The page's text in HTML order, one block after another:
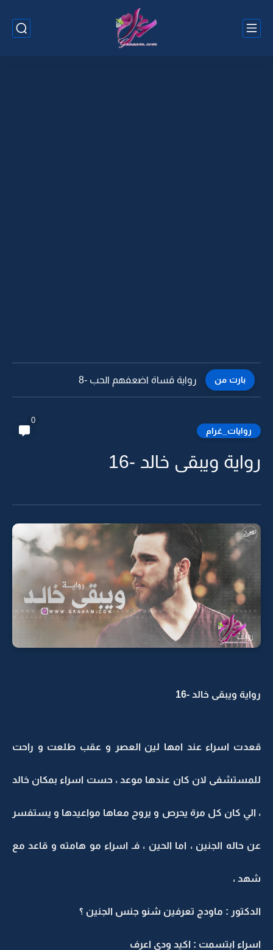
بارت من رواية قساة اضعفهم الحب -7
روايات_غرام
0
رواية ويبقى خالد -16
رواية ويبقى خالد -16
قعدت اسراء عند امها لين العصر و عقب طلعت و راحت
للمستشفى لان كان عندها موعد ، حست اسراء بمكان خالد
، الي كان كل مرة يحرص و يروح معاها مواعيدها و يستفسر
عن حاله الجنين ، اما الحين ، فـ اسراء مو هامته و قاعد مع
شهد ،
الدكتور : ماودج تعرفين شنو جنس الجنين ؟
اسراء ابتسمت : اكيد ودي اعرف